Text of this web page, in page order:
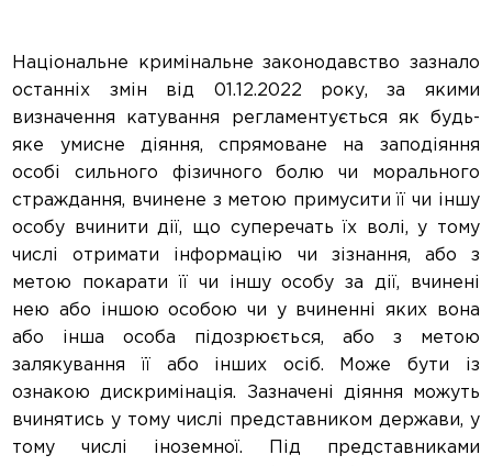
Національне кримінальне законодавство зазнало
останніх змін від 01.12.2022 року, за якими
визначення катування регламентується як будь-
яке умисне діяння, спрямоване на заподіяння
особі сильного фізичного болю чи морального
страждання, вчинене з метою примусити її чи іншу
особу вчинити дії, що суперечать їх волі, у тому
числі отримати інформацію чи зізнання, або з
метою покарати її чи іншу особу за дії, вчинені
нею або іншою особою чи у вчиненні яких вона
або інша особа підозрюється, або з метою
залякування її або інших осіб. Може бути із
ознакою дискримінація. Зазначені діяння можуть
вчинятись у тому числі представником держави, у
тому числі іноземної. Під представниками